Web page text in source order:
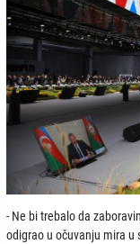
- Ne bi trebalo da
odigrao u očuvanju mira u